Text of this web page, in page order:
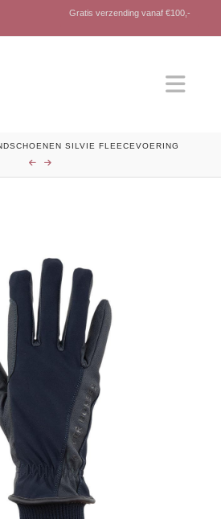
Gratis verzending vanaf €100,-
SILVIE FLEECEVOERING